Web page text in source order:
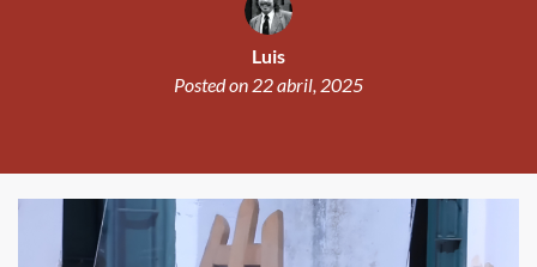
Posted on 22 abril, 2025
Luis